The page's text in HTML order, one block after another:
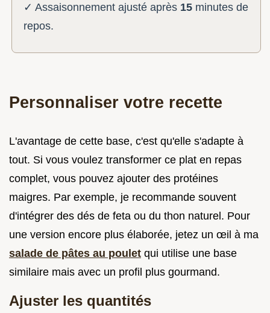
✓ Assaisonnement ajusté après 15 minutes de
repos.
Personnaliser votre recette
L'avantage de cette base, c'est qu'elle s'adapte à
tout. Si vous voulez transformer ce plat en repas
complet, vous pouvez ajouter des protéines
maigres. Par exemple, je recommande souvent
d'intégrer des dés de feta ou du thon naturel. Pour
une version encore plus élaborée, jetez un œil à ma
salade de pâtes au poulet qui utilise une base
similaire mais avec un profil plus gourmand.
Ajuster les quantités